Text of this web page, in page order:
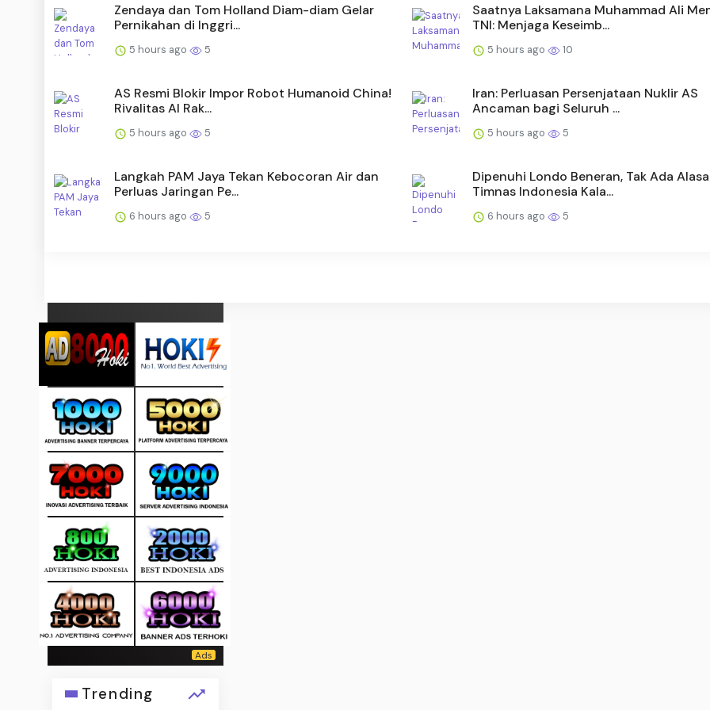
Zendaya dan Tom Holland Diam-diam Gelar
Pernikahan di Inggri...
5 hours ago 5
Saatnya Laksamana Muhammad Ali
TNI: Menjaga Keseimb...
5 hours ago 10
AS Resmi Blokir Impor Robot Humanoid China!
Rivalitas AI Rak...
5 hours ago 5
Iran: Perluasan Persenjataan Nuklir AS
Ancaman bagi Seluruh ...
5 hours ago 5
Langkah PAM Jaya Tekan Kebocoran Air dan
Perluas Jaringan Pe...
6 hours ago 5
Dipenuhi Londo Beneran, Tak Ada
Timnas Indonesia Kala...
6 hours ago 5
Trending